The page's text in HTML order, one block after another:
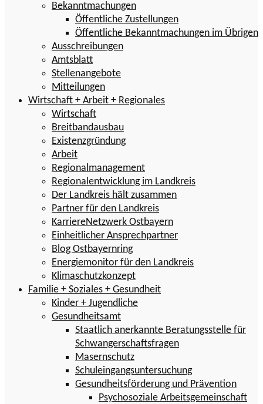
Bekanntmachungen
Öffentliche Zustellungen
Öffentliche Bekanntmachungen im Übrigen
Ausschreibungen
Amtsblatt
Stellenangebote
Mitteilungen
Wirtschaft + Arbeit + Regionales
Wirtschaft
Breitbandausbau
Existenzgründung
Arbeit
Regionalmanagement
Regionalentwicklung im Landkreis
Der Landkreis hält zusammen
Partner für den Landkreis
KarriereNetzwerk Ostbayern
Einheitlicher Ansprechpartner
Blog Ostbayernring
Energiemonitor für den Landkreis
Klimaschutzkonzept
Familie + Soziales + Gesundheit
Kinder + Jugendliche
Gesundheitsamt
Staatlich anerkannte Beratungsstelle für
Schwangerschaftsfragen
Masernschutz
Schuleingangsuntersuchung
Gesundheitsförderung und Prävention
Psychosoziale Arbeitsgemeinschaft